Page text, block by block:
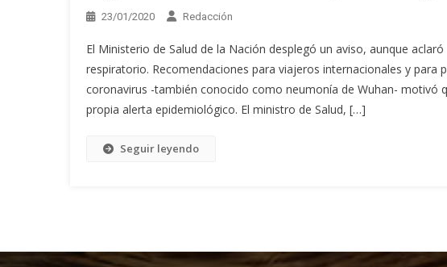
23/01/2020 Redacción
El Ministerio de Salud de la Nación desplegó un aviso, aunque
respiratorio. Recomendaciones para viajeros internacionales y para
coronavirus -también conocido como neumonía de Wuhan- motivó
propia alerta epidemiológico. El ministro de Salud, […]
Seguir leyendo